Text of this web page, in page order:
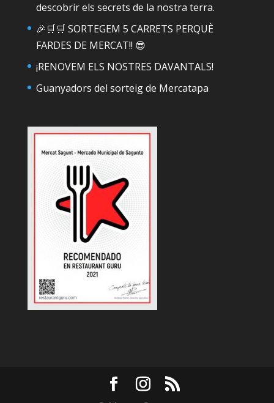
descobrir els secrets de la nostra terra.
🎉🛒🛒 SORTEGEM 5 CARRETS PERQUÈ
FARDES DE MERCAT!! 😎
¡RENOVEM ELS NOSTRES DAVANTALS!
Guanyadors del sorteig de Mercatapa